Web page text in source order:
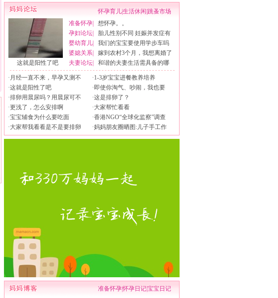
怀孕育儿|生活休闲 跳蚤市场
这就是阳性了吧
准备怀孕
孕妇论坛
婴幼育儿
婆媳关系
夫妻论坛
想怀孕。。
胎儿性别不同 妊娠并发症有
我们的宝宝要使用学步车吗
嫁到农村3个月，我想离婚了
和谐的夫妻生活需具备的哪
· 月经一直不来，早孕又测不
·这就是阳性了吧
·排卵用晨尿吗？用晨尿可不
·更浅了，怎么安排啊
·宝宝辅食为什么要吃面
·大家帮我看看是不是要排卵
·1-3岁宝宝进餐教养培养
·即使你淘气、吵闹，我也要
·这是排卵了？
·大家帮忙看看
·香港NGO“全球化监察”调查
·妈妈朋友圈晒图:儿子手工作
准备怀孕|怀孕日记|宝宝日记